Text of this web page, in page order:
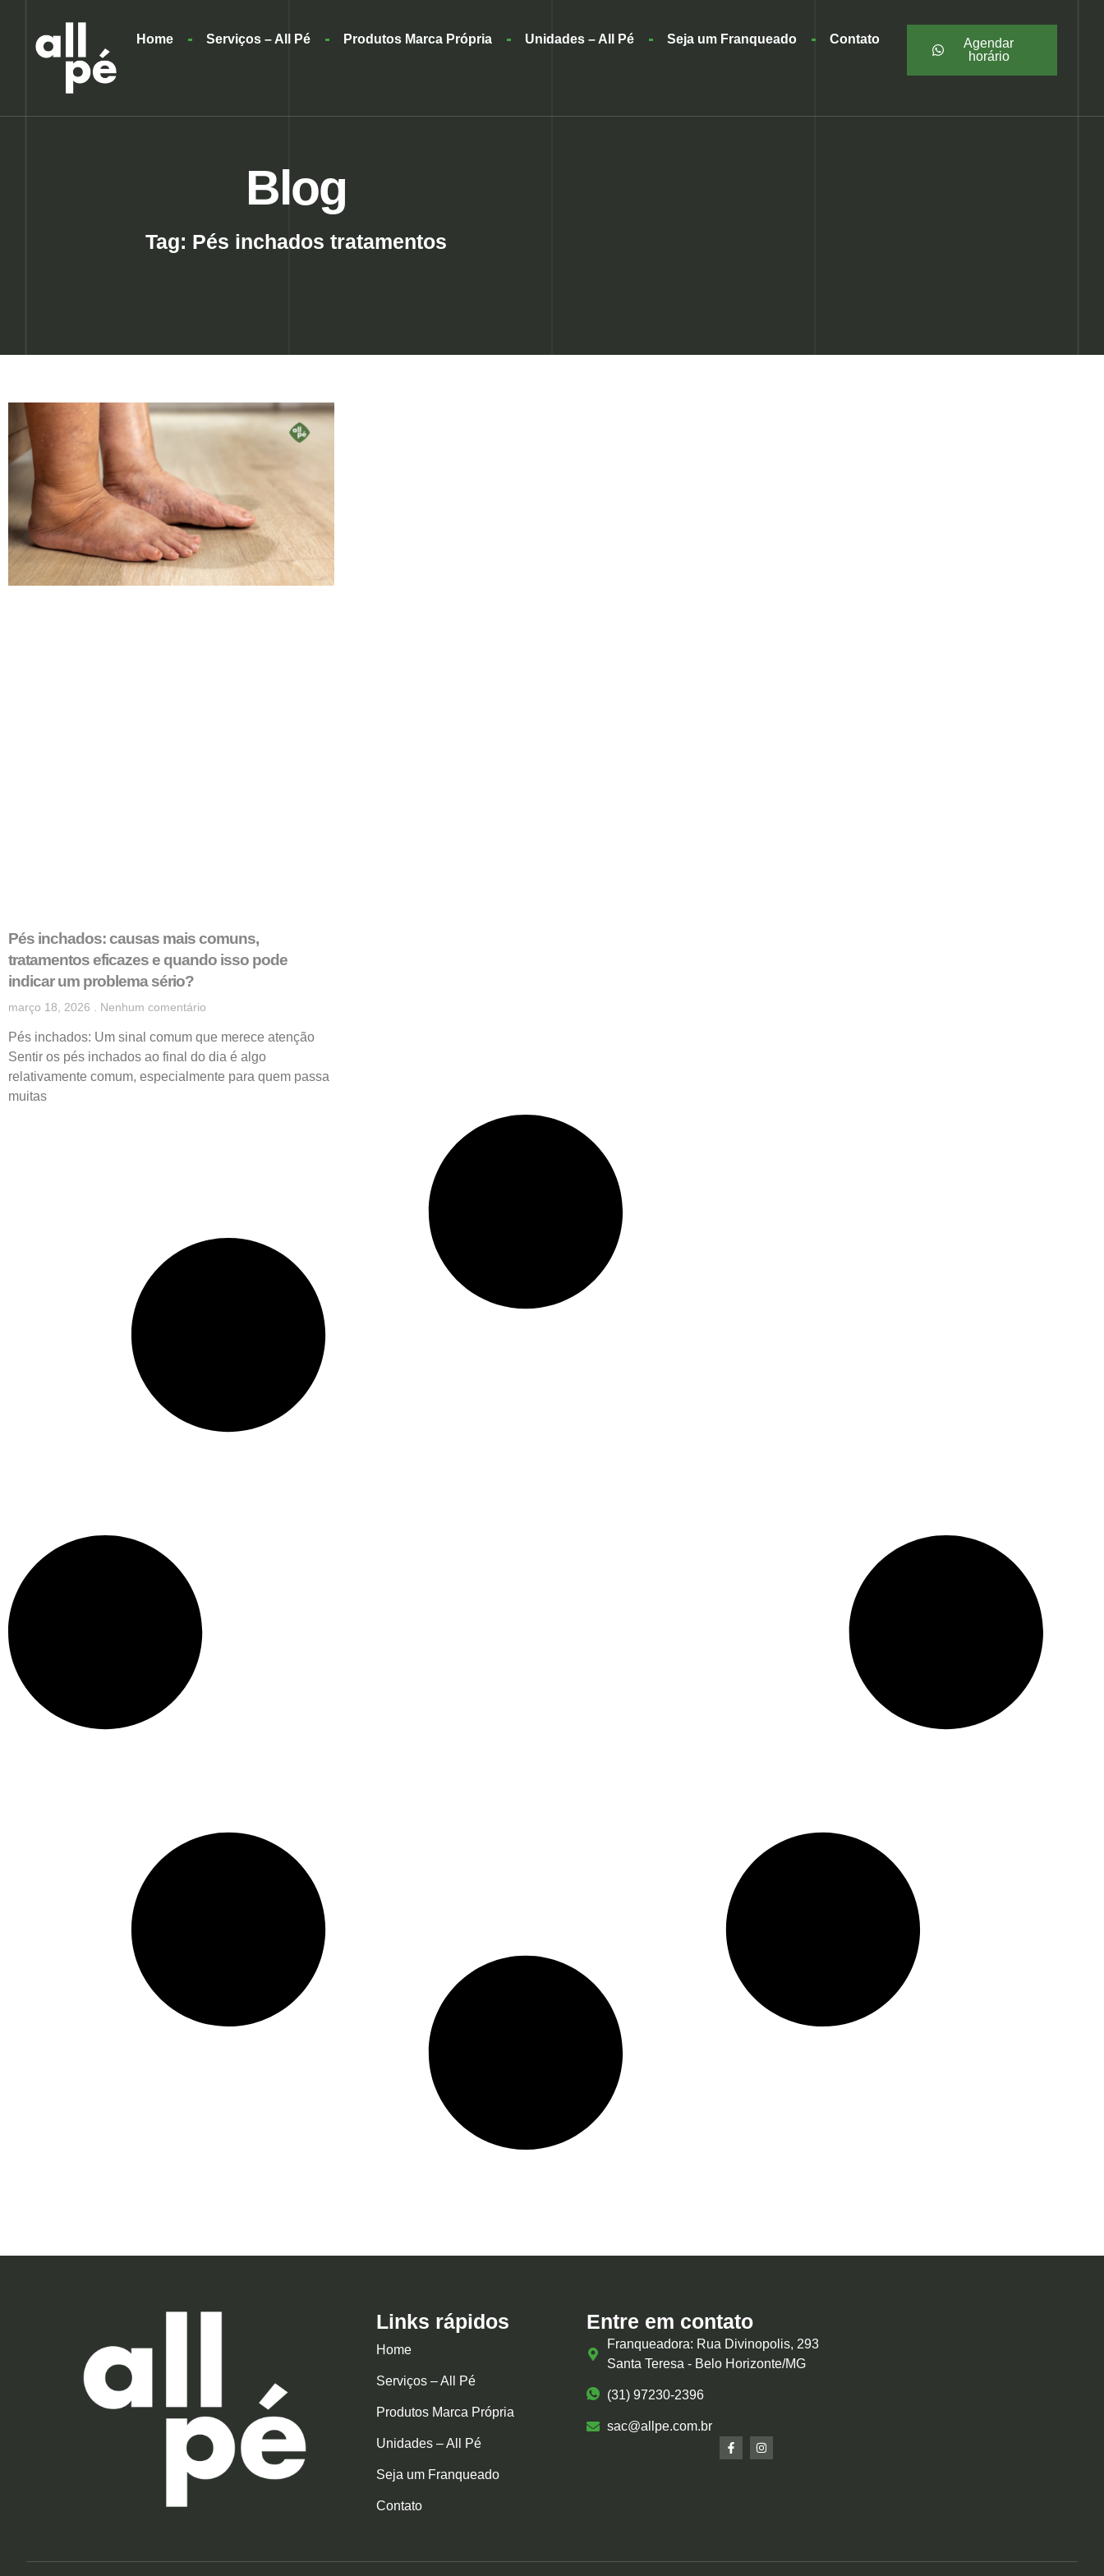
Home Serviços – All Pé Produtos Marca Própria Unidades – All Pé Seja um Franqueado Contato
Agendar
horário
Blog
Tag: Pés inchados tratamentos
Pés inchados: causas mais comuns,
tratamentos eficazes e quando isso pode
indicar um problema sério?
março 18, 2026 Nenhum comentário
Pés inchados: Um sinal comum que merece atenção
Sentir os pés inchados ao final do dia é algo
relativamente comum, especialmente para quem passa
muitas
Links rápidos
Home
Serviços – All Pé
Produtos Marca Própria
Unidades – All Pé
Seja um Franqueado
Contato
Entre em contato
Franqueadora: Rua Divinopolis, 293
Santa Teresa - Belo Horizonte/MG
(31) 97230-2396
sac@allpe.com.br